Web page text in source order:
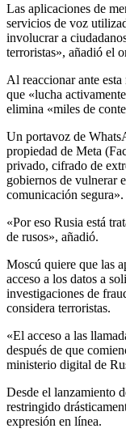
Las aplicaciones de
servicios de voz
involucrar a
terroristas», añadió el
Al reaccionar ante
que «lucha
elimina «miles de
Un portavoz de
propiedad de Meta
privado, cifrado de
gobiernos de vulnerar
comunicación segura».
«Por eso Rusia está
de rusos», añadió.
Moscú quiere que las
acceso a los datos a
investigaciones de
considera terroristas.
«El acceso a las
después de que
ministerio digital de
Desde el lanzamiento
restringido
expresión en línea.